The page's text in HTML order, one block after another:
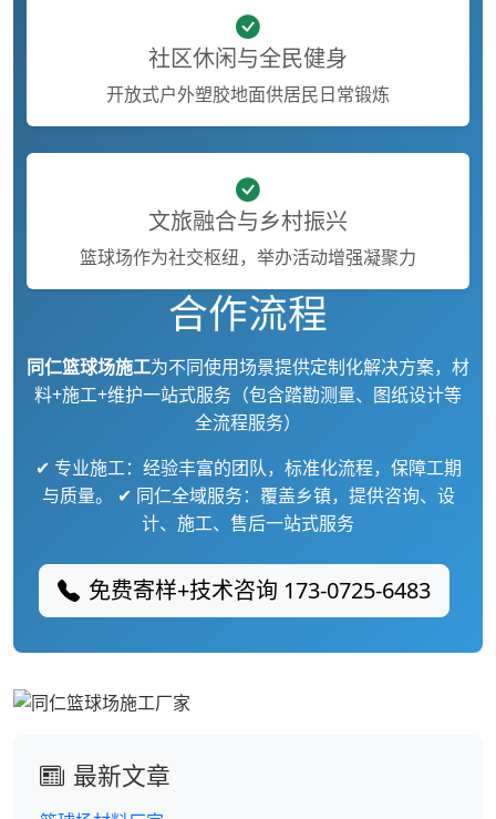
社区休闲与全民健身
开放式户外塑胶地面供居民日常锻炼
文旅融合与乡村振兴
篮球场作为社交枢纽，举办活动增强凝聚力
合作流程
同仁篮球场施工为不同使用场景提供定制化解决方案，材
料+施工+维护一站式服务（包含踏勘测量、图纸设计等
全流程服务）
✔ 专业施工：经验丰富的团队，标准化流程，保障工期
与质量。 ✔ 同仁全域服务：覆盖乡镇，提供咨询、设
计、施工、售后一站式服务
免费寄样+技术咨询 173-0725-6483
最新文章